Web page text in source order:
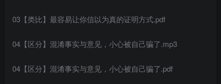
03【类比】最容易让你信以为真的证明方式.pdf
04【区分】混淆事实与意见，小心被自己骗了.mp3
04【区分】混淆事实与意见，小心被自己骗了.pdf